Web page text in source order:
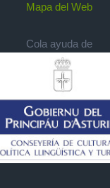
Mapa del Web
Cola ayuda de